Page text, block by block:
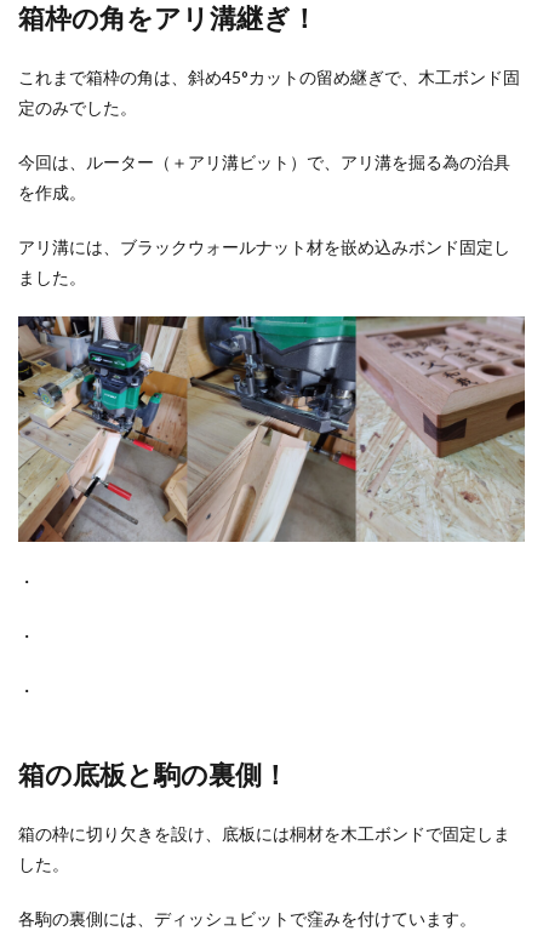
箱枠の角をアリ溝継ぎ！
これまで箱枠の角は、斜め45°カットの留め継ぎで、木工ボンド固
定のみでした。
今回は、ルーター（＋アリ溝ビット）で、アリ溝を掘る為の治具
を作成。
アリ溝には、ブラックウォールナット材を嵌め込みボンド固定し
ました。
・
・
・
箱の底板と駒の裏側！
箱の枠に切り欠きを設け、底板には桐材を木工ボンドで固定しま
した。
各駒の裏側には、ディッシュビットで窪みを付けています。